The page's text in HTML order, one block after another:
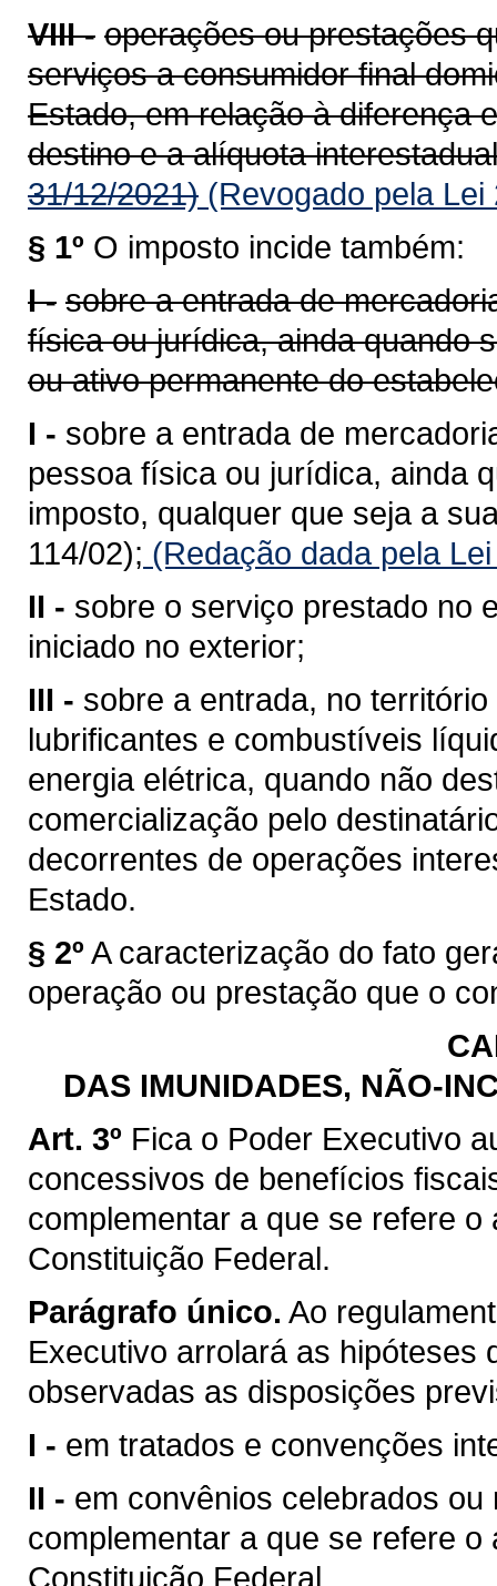
VIII - operações ou prestações
serviços a consumidor final
Estado, em relação à diferença
destino e a alíquota
31/12/2021) (Revogado pela
§ 1º O imposto incide também:
I - sobre a entrada de
física ou jurídica, ainda quando
ou ativo permanente do
I - sobre a entrada de
pessoa física ou jurídica, ainda
imposto, qualquer que seja a
114/02); (Redação dada pela
II - sobre o serviço prestado no
iniciado no exterior;
III - sobre a entrada, no
lubrificantes e combustíveis
energia elétrica, quando não
comercialização pelo
decorrentes de operações
Estado.
§ 2º A caracterização do fato
operação ou prestação que o
DAS IMUNIDADES, NÃO-
Art. 3º Fica o Poder Executivo
concessivos de benefícios
complementar a que se refere
Constituição Federal.
Parágrafo único. Ao
Executivo arrolará as hipóteses
observadas as disposições
I - em tratados e convenções
II - em convênios celebrados
complementar a que se refere
Constituição Federal.